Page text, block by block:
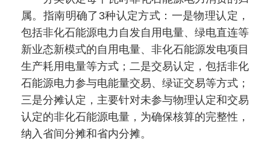
属。指南明确了3种认定方式：一是物理认定，
包括非化石能源电力自发自用电量、绿电直连等
新业态新模式的自用电量、非化石能源发电项目
生产耗用电量等方式；二是交易认定，包括非化
石能源电力参与电能量交易、绿证交易等方式；
三是分摊认定，主要针对未参与物理认定和交易
认定的非化石能源电量，为确保核算的完整性，
纳入省间分摊和省内分摊。